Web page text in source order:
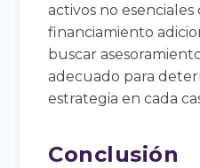
activos no
financiamiento
buscar
adecuado para
estrategia en cada
Conclusión